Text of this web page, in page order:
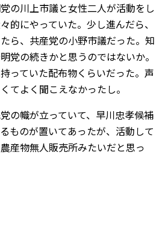
の川上市議と女性二人が活動をし
的にやっていた。少し進んだら、
ら、共産党の小野市議だった。知
党の続きかと思うのではないか。
っていた配布物くらいだった。声
てよく聞こえなかったし。
の幟が立っていて、早川忠孝候補
ものが置いてあったが、活動して
産物無人販売所みたいだと思っ